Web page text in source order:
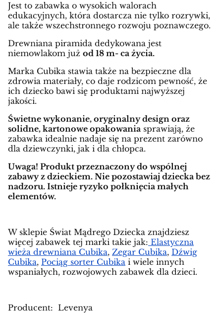
Jest to zabawka o wysokich walorach
edukacyjnych, która dostarcza nie tylko rozrywki,
ale także wszechstronnego rozwoju poznawczego.
Drewniana piramida dedykowana jest
niemowlakom już od 18 m- ca życia.
Marka Cubika stawia także na bezpieczne dla
zdrowia materiały, co daje rodzicom pewność, że
ich dziecko bawi się produktami najwyższej
jakości.
Świetne wykonanie, oryginalny design oraz
solidne, kartonowe opakowania sprawiają, że
zabawka idealnie nadaje się na prezent zarówno
dla dziewczynki, jak i dla chłopca.
Uwaga! Produkt przeznaczony do wspólnej
zabawy z dzieckiem. Nie pozostawiaj dziecka bez
nadzoru. Istnieje ryzyko połknięcia małych
elementów.
W sklepie Świat Mądrego Dziecka znajdziesz
więcej zabawek tej marki takie jak: Elastyczna
wieża drewniana Cubika, Zegar Cubika, Dźwig
Cubika, Pociąg sorter Cubika i wiele innych
wspaniałych, rozwojowych zabawek dla dzieci.
Producent: Levenya